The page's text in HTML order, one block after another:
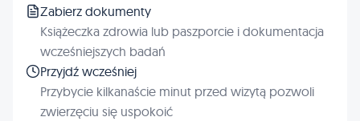
Zabierz dokumenty
Książeczka zdrowia lub paszporcie i dokumentacja
wcześniejszych badań
Przyjdź wcześniej
Przybycie kilkanaście minut przed wizytą pozwoli
zwierzęciu się uspokoić